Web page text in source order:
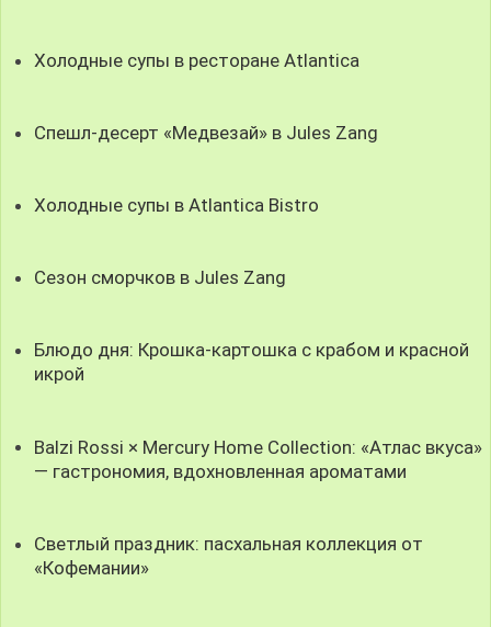
Холодные супы в ресторане Atlantica
Спешл-десерт «Медвезай» в Jules Zang
Холодные супы в Atlantica Bistro
Сезон сморчков в Jules Zang
Блюдо дня: Крошка-картошка с крабом и красной
икрой
Balzi Rossi × Mercury Home Collection: «Атлас вкуса»
— гастрономия, вдохновленная ароматами
Светлый праздник: пасхальная коллекция от
«Кофемании»